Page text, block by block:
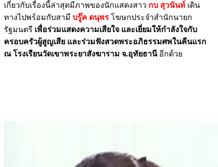
เกี่ยวกับเรื่องนี้ล่าสุดมีภาพของนักแสดงสาว กบ สุวนันท์ เดิน
ทางไปพร้อมกับสามี บรู๊ค ดนุพร โฆษกประจำสำนักนายก
รัฐมนตรี เพื่อร่วมแสดงความเสียใจ และเยี่ยมให้กำลังใจกับ
ครอบครัวผู้สูญเสีย และร่วมฟังสวดพระอภิธรรมศพในคืนแรก
ณ โรงเรียนวัดเขาพระยาสังฆาราม จ.อุทัยธานีอีกด้วย